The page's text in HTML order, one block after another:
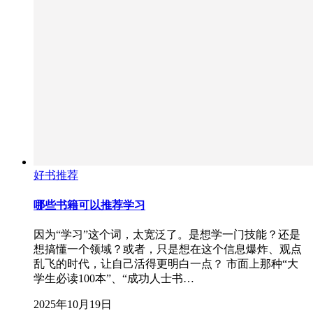
好书推荐
哪些书籍可以推荐学习
因为“学习”这个词，太宽泛了。是想学一门技能？还是
想搞懂一个领域？或者，只是想在这个信息爆炸、观点
乱飞的时代，让自己活得更明白一点？ 市面上那种“大
学生必读100本”、“成功人士书…
2025年10月19日